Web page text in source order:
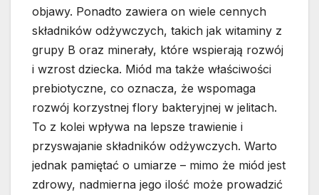
objawy. Ponadto zawiera on wiele cennych
składników odżywczych, takich jak witaminy z
grupy B oraz minerały, które wspierają rozwój
i wzrost dziecka. Miód ma także właściwości
prebiotyczne, co oznacza, że wspomaga
rozwój korzystnej flory bakteryjnej w jelitach.
To z kolei wpływa na lepsze trawienie i
przyswajanie składników odżywczych. Warto
jednak pamiętać o umiarze – mimo że miód jest
zdrowy, nadmierna jego ilość może prowadzić